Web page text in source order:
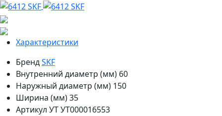
Характеристики
БрендSKF
Внутренний диаметр (мм) 60
Наружный диаметр (мм) 150
Ширина (мм)35
Артикул УТУТ000016553